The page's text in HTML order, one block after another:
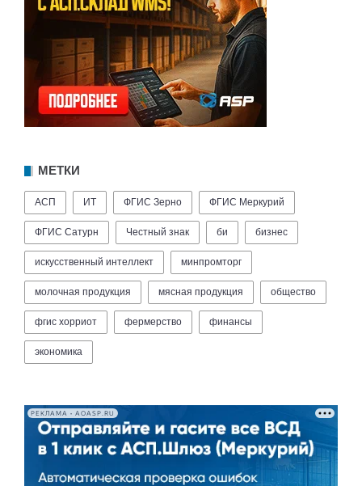
МЕТКИ
АСП ИТ ФГИС Зерно ФГИС Меркурий
ФГИС Сатурн Честный знак би бизнес
искусственный интеллект минпромторг
молочная продукция мясная продукция общество
фгис хорриот фермерство финансы
экономика
РЕКЛАМА • AOASP.RU